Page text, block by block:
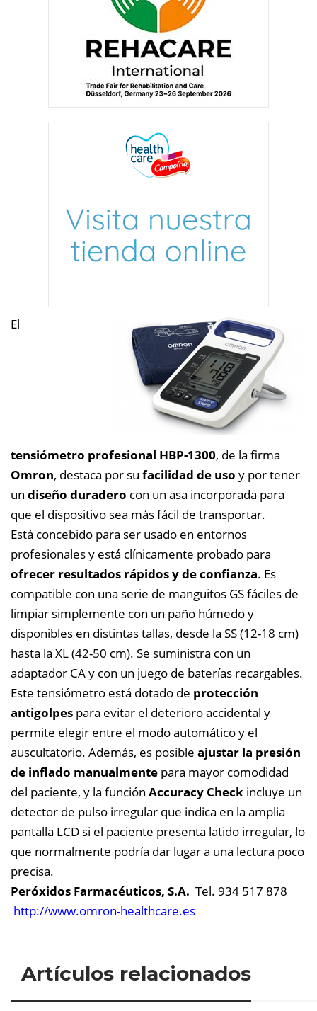
El
tensiómetro profesional HBP-1300, de la firma
Omron, destaca por su facilidad de uso y por tener
un diseño duradero con un asa incorporada para
que el dispositivo sea más fácil de transportar.
Está concebido para ser usado en entornos
profesionales y está clínicamente probado para
ofrecer resultados rápidos y de confianza. Es
compatible con una serie de manguitos GS fáciles de
limpiar simplemente con un paño húmedo y
disponibles en distintas tallas, desde la SS (12-18 cm)
hasta la XL (42-50 cm). Se suministra con un
adaptador CA y con un juego de baterías recargables.
Este tensiómetro está dotado de protección
antigolpes para evitar el deterioro accidental y
permite elegir entre el modo automático y el
auscultatorio. Además, es posible ajustar la presión
de inflado manualmente para mayor comodidad
del paciente, y la función Accuracy Check incluye un
detector de pulso irregular que indica en la amplia
pantalla LCD si el paciente presenta latido irregular, lo
que normalmente podría dar lugar a una lectura poco
precisa.
Peróxidos Farmacéuticos, S.A. Tel. 934 517 878
http://www.omron-healthcare.es
Artículos relacionados